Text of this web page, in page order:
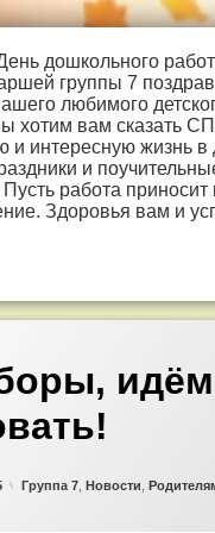
дошкольного
группы 7
любимого
хотим вам сказать
и интересную жизнь в
и
работа приносит
Здоровья вам и
идём
Категории:
Группа 7, Новости,